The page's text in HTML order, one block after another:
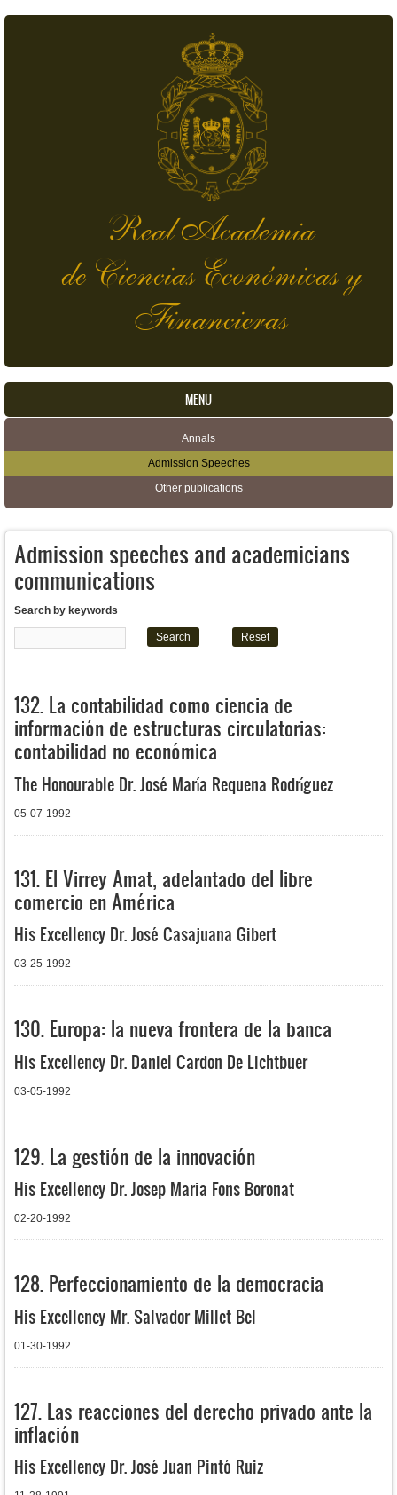
Real Academia
de Ciencias Económicas y
Financieras
MENU
Secondary menu
Annals
Admission Speeches
Other publications
Admission speeches and academicians
communications
Search by keywords
132. La contabilidad como ciencia de
información de estructuras circulatorias:
contabilidad no económica
The Honourable Dr. José María Requena Rodríguez
05-07-1992
131. El Virrey Amat, adelantado del libre
comercio en América
His Excellency Dr. José Casajuana Gibert
03-25-1992
130. Europa: la nueva frontera de la banca
His Excellency Dr. Daniel Cardon De Lichtbuer
03-05-1992
129. La gestión de la innovación
His Excellency Dr. Josep Maria Fons Boronat
02-20-1992
128. Perfeccionamiento de la democracia
His Excellency Mr. Salvador Millet Bel
01-30-1992
127. Las reacciones del derecho privado ante la
inflación
His Excellency Dr. José Juan Pintó Ruiz